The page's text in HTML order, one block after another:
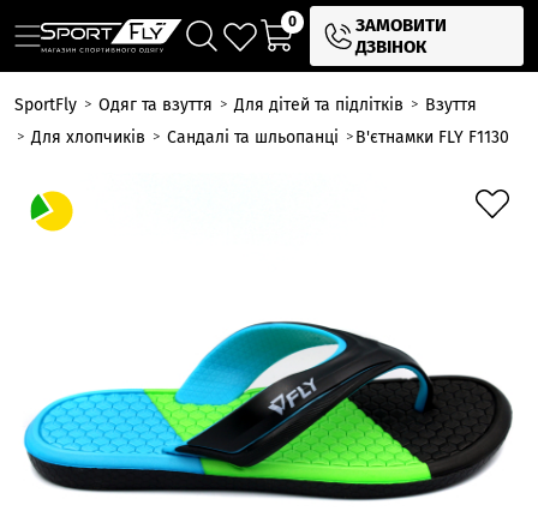
0
ЗАМОВИТИ
ДЗВІНОК
SportFly Одяг та взуття Для дітей та підлітків
Взуття
Для хлопчиків
Сандалі та шльопанці В'єтнамки FLY F1130